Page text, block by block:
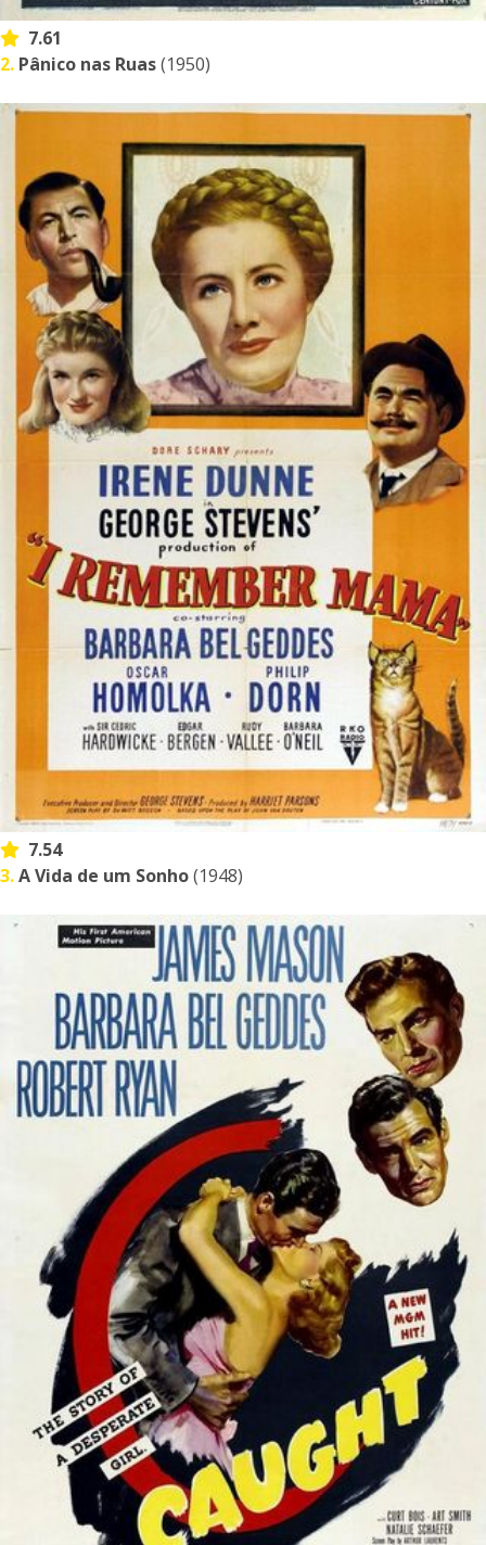
7.61
2. Pânico nas Ruas(1950)
7.54
3.A Vida de um Sonho(1948)